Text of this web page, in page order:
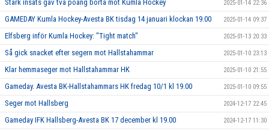
Stark insats gav två poäng borta mot Kumla Hockey 2025-01-14 22:36
GAMEDAY Kumla Hockey-Avesta BK tisdag 14 januari klockan 19.00 2025-01-14 09:37
Elfsberg inför Kumla Hockey: "Tight match" 2025-01-13 20:33
Så gick snacket efter segern mot Hallstahammar 2025-01-10 23:13
Klar hemmaseger mot Hallstahammar HK 2025-01-10 21:55
Gameday. Avesta BK-Hallstahammars HK fredag 10/1 kl 19.00 2025-01-10 09:55
Seger mot Hallsberg 2024-12-17 22:45
Gameday IFK Hallsberg-Avesta BK 17 december kl 19.00 2024-12-17 11:30